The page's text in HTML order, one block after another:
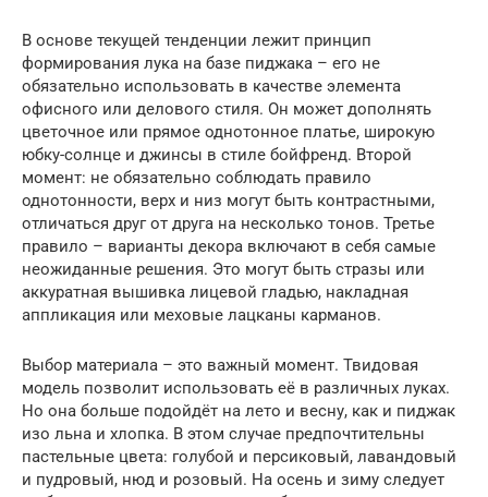
В основе текущей тенденции лежит принцип
формирования лука на базе пиджака – его не
обязательно использовать в качестве элемента
офисного или делового стиля. Он может дополнять
цветочное или прямое однотонное платье, широкую
юбку-солнце и джинсы в стиле бойфренд. Второй
момент: не обязательно соблюдать правило
однотонности, верх и низ могут быть контрастными,
отличаться друг от друга на несколько тонов. Третье
правило – варианты декора включают в себя самые
неожиданные решения. Это могут быть стразы или
аккуратная вышивка лицевой гладью, накладная
аппликация или меховые лацканы карманов.
Выбор материала – это важный момент. Твидовая
модель позволит использовать её в различных луках.
Но она больше подойдёт на лето и весну, как и пиджак
изо льна и хлопка. В этом случае предпочтительны
пастельные цвета: голубой и персиковый, лавандовый
и пудровый, нюд и розовый. На осень и зиму следует